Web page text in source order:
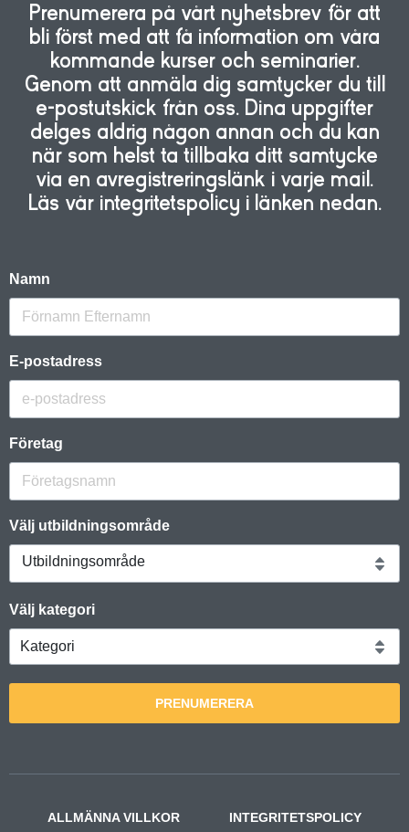
Prenumerera på vårt nyhetsbrev för att
bli först med att få information om våra
kommande kurser och seminarier.
Genom att anmäla dig samtycker du till
e-postutskick från oss. Dina uppgifter
delges aldrig någon annan och du kan
när som helst ta tillbaka ditt samtycke
via en avregistreringslänk i varje mail.
Läs vår integritetspolicy i länken nedan.
Namn
E-postadress
Företag
Välj utbildningsområde
Utbildningsområde
Välj kategori
PRENUMERERA
ALLMÄNNA VILLKOR INTEGRITETSPOLICY